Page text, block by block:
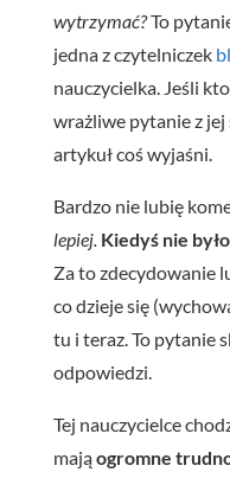
wytrzymać?To
jedna z czytelniczek
nauczycielka. Jeśli
wrażliwe pytanie z
artykuł coś wyjaśni.
Bardzo nie lubię
lepiej. Kiedyś nie
Za to zdecydowanie
co dzieje się
tu i teraz. To pytanie
odpowiedzi.
Tej nauczycielce
mająogromne